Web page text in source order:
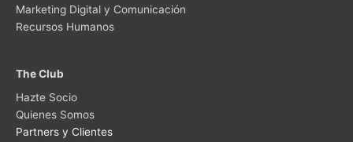
Marketing Digital y Comunicación
Recursos Humanos
The Club
Hazte Socio
Quienes Somos
Partners y Clientes